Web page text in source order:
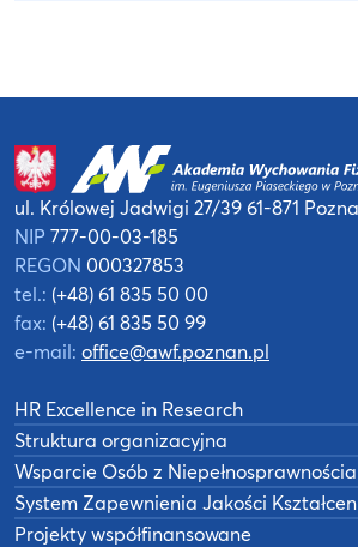
ul. Królowej Jadwigi 27/3961-871
NIP 777-00-03-185
REGON 000327853
tel.: (+48) 61 835 50 00
fax: (+48) 61 835 50 99
e-mail: office@awf.poznan.pl
HR Excellence in Research
Struktura organizacyjna
Wsparcie Osób z
System Zapewnienia Jakości
Projekty współfinansowane